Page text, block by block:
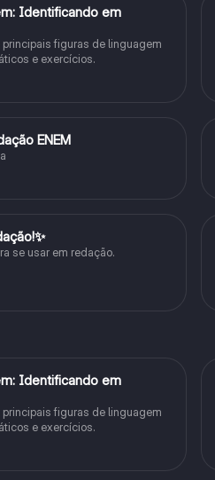
Identificando em
figuras de linguagem
e exercícios.
ENEM
se usar em redação.
Identificando em
figuras de linguagem
e exercícios.